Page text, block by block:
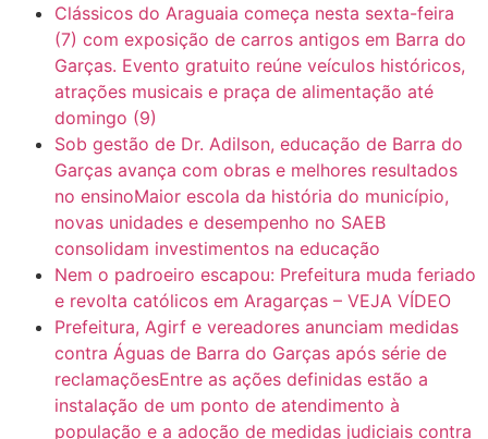
Clássicos do Araguaia começa nesta sexta-feira
(7) com exposição de carros antigos em Barra do
Garças. Evento gratuito reúne veículos históricos,
atrações musicais e praça de alimentação até
domingo (9)
Sob gestão de Dr. Adilson, educação de Barra do
Garças avança com obras e melhores resultados
no ensinoMaior escola da história do município,
novas unidades e desempenho no SAEB
consolidam investimentos na educação
Nem o padroeiro escapou: Prefeitura muda feriado
e revolta católicos em Aragarças – VEJA VÍDEO
Prefeitura, Agirf e vereadores anunciam medidas
contra Águas de Barra do Garças após série de
reclamaçõesEntre as ações definidas estão a
instalação de um ponto de atendimento à
população e a adoção de medidas judiciais contra